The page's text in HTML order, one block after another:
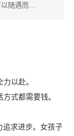
以随遇而…
以赴。
式都需要钱。
追求进步。女孩子